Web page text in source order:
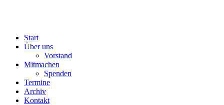
Start
Über uns
Vorstand
Mitmachen
Spenden
Termine
Archiv
Kontakt